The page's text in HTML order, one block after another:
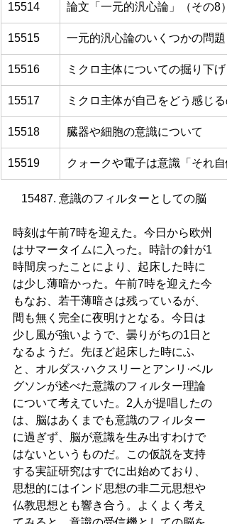
15514 論文「一元的汎心論」（その8）
15515 一元的汎心論のいくつかの問題
15516 ミクロ主体についての掘り下げ
15517 ミクロ主体が自己をどう感じ
15518 臓器や細胞の意識について
15519 クォークや電子は意識「それ
15487. 意識のフィルターとしての脳
時刻は午前7時を迎えた。今日から欧州
はサマータイムに入った。時計の針が1
時間戻ったことにより、起床した時に
は少し薄暗かった。午前7時を迎えた今
もなお、若干薄暗さは残っているが、
間も無く完全に夜明けとなる。今日は
少し風が強いようで、曇りがちの1日と
なるようだ。先ほど起床した時にふ
と、オルダス·ハクスリーとアンリ·ベル
グソンが述べた意識のフィルター理論
について考えていた。2人が提唱したの
は、脳はあくまでも意識のフィルター
に過ぎず、脳が意識を生み出すわけで
はないというものだ。この仮説を支持
する実証研究はすでに出始めており、
思想的にはインド思想の非二元思想や
仏教思想とも響き合う。よくよく考え